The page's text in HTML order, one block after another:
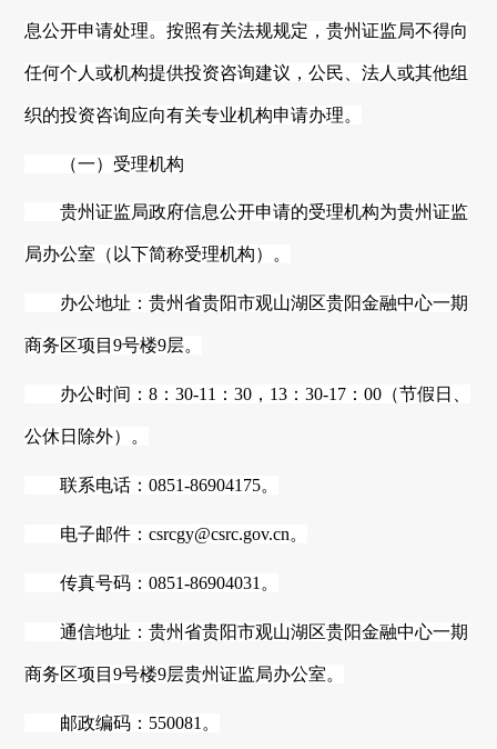
息公开申请处理。按照有关法规规定，贵州证监局不得向
任何个人或机构提供投资咨询建议，公民、法人或其他组
织的投资咨询应向有关专业机构申请办理。
（一）受理机构
贵州证监局政府信息公开申请的受理机构为贵州证监
局办公室 （以下简称受理机构）。
办公地址：贵州省贵阳市观山湖区贵阳金融中心一期
商务区项目9号楼9层。
办公时间：8：30-11：30，13：30-17：00（节假日、
公休日除外）。
联系电话：0851-86904175。
电子邮件：csrcgy@csrc.gov.cn。
传真号码：0851-86904031。
通信地址：贵州省贵阳市观山湖区贵阳金融中心一期
商务区项目9号楼9层贵州证监局办公室。
邮政编码： 550081。